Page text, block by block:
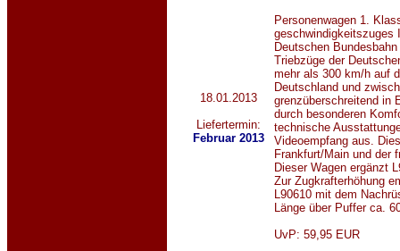
18.01.2013
Liefertermin:
Februar 2013
Personenwagen 1.
geschwindigkeitszuges
Deutschen
Triebzüge der
mehr als 300 km/h auf
Deutschland und
grenzüberschreitend in
durch besonderen
technische
Videoempfang aus.
Frankfurt/Main und der
Dieser Wagen ergänzt
Zur Zugkrafterhöhung
L90610 mit dem
Länge über Puffer ca.
UvP: 59,95 EUR